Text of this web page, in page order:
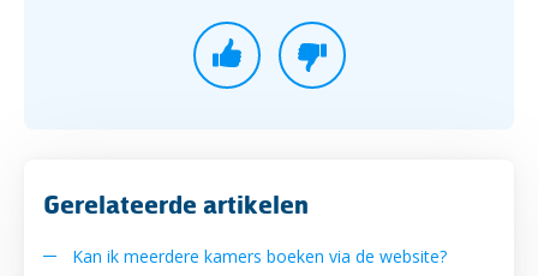
Gerelateerde artikelen
Kan ik meerdere kamers boeken via de website?